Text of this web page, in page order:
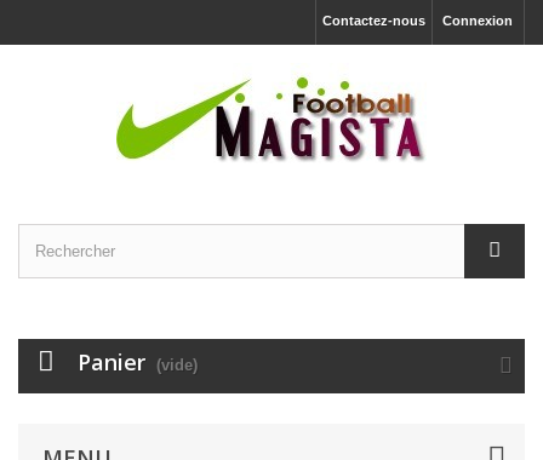
Connexion
Contactez-nous
Panier (vide)